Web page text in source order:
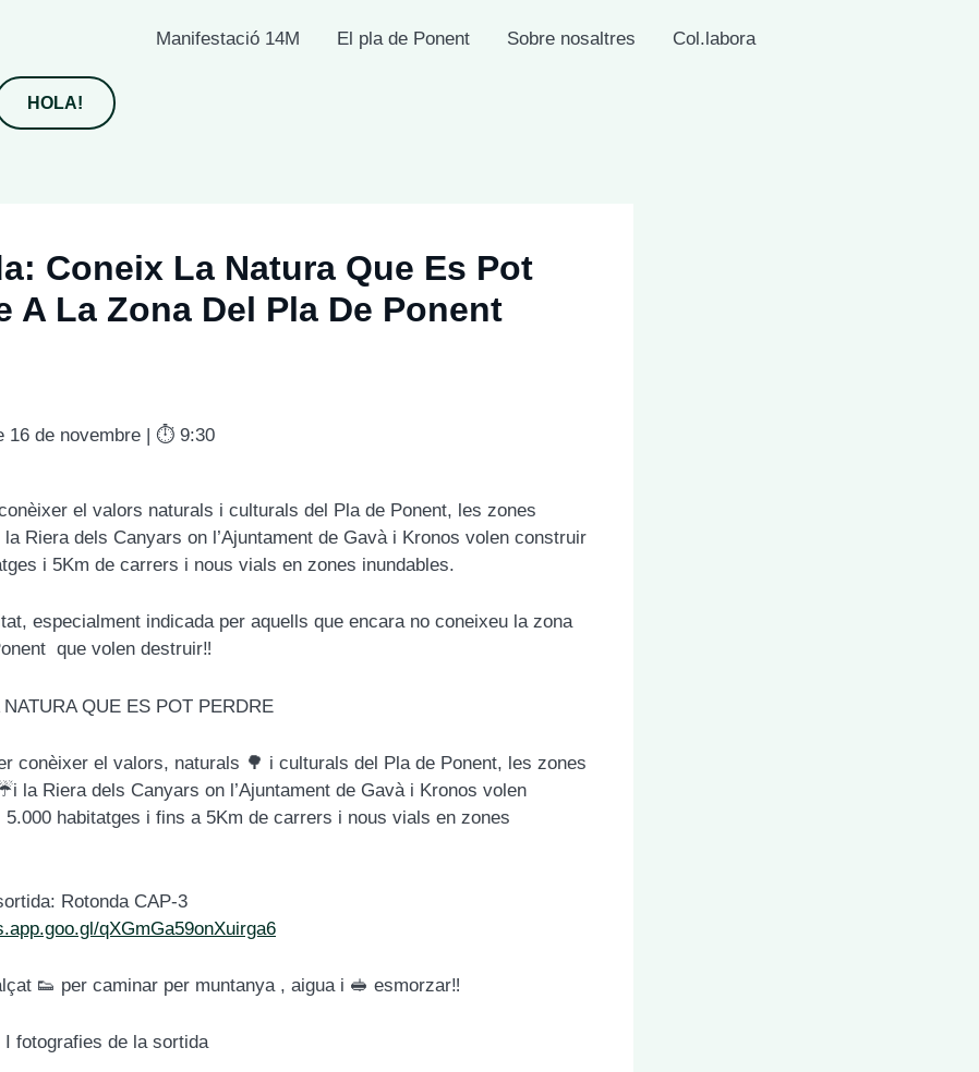
Manifestació 14M El pla de Ponent Sobre nosaltres Col.labora
HOLA!
Coneix La Natura Que Es Pot
A La Zona Del Pla De Ponent
16 de novembre | ⏱️ 9:30
el valors naturals i culturals del Pla de Ponent, les zones
la Riera dels Canyars on l’Ajuntament de Gavà i Kronos volen construir
i 5Km de carrers i nous vials en zones inundables.
especialment indicada per aquells que encara no coneixeu la zona
que volen destruir‼️
QUE ES POT PERDRE
conèixer el valors, naturals 🌳 i culturals del Pla de Ponent, les zones
la Riera dels Canyars on l’Ajuntament de Gavà i Kronos volen
habitatges i fins a 5Km de carrers i nous vials en zones
Rotonda CAP-3
qXGmGa59onXuirga6
👟 per caminar per muntanya , aigua i 🥪 esmorzar‼️
I fotografies de la sortida